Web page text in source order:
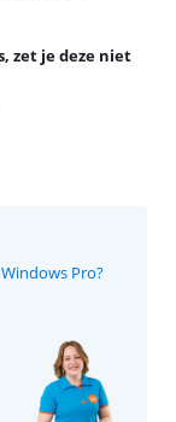
zet je deze niet
Pro?